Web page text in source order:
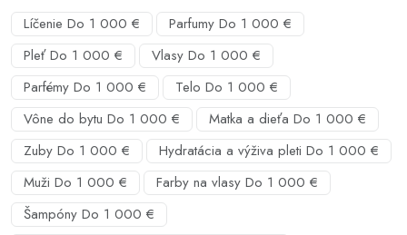
Líčenie Do 1 000 €
Parfumy Do 1 000 €
Pleť Do 1 000 €
Vlasy Do 1 000 €
Parfémy Do 1 000 €
Telo Do 1 000 €
Vône do bytu Do 1 000 €
Matka a dieťa Do 1 000 €
Zuby Do 1 000 €
Hydratácia a výživa pleti Do 1 000 €
Muži Do 1 000 €
Farby na vlasy Do 1 000 €
Šampóny Do 1 000 €